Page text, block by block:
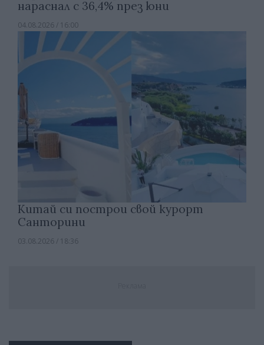
нараснал с 36,4% през юни
04.08.2026 / 16:00
Китай си построи свой курорт
Санторини
03.08.2026 / 18:36